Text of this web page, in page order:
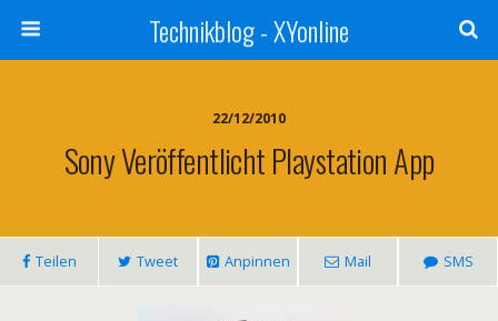
Technikblog - XYonline
22/12/2010
Sony Veröffentlicht Playstation App
Teilen Tweet Anpinnen Mail SMS